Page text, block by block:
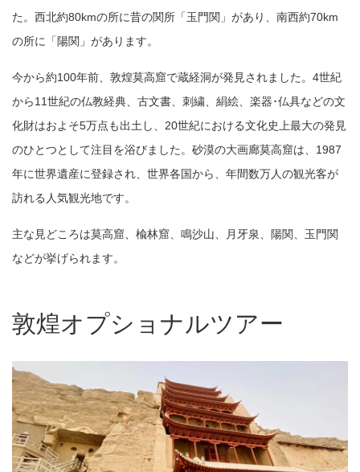
た。西北約80kmの所に昔の関所「玉門関」があり、南西約70km
の所に「陽関」があります。
今から約100年前、敦煌莫高窟で蔵経洞が発見されました。4世紀
から11世紀の仏教経典、古文書、刺繍、絹絵、楽器･仏具などの文
化財はおよそ5万点も出土し、20世紀における文化史上最大の発見
のひとつとして注目を浴びました。砂漠の大画廊莫高窟は、1987
年に世界遺産に登録され、世界各国から、年間数万人の観光客が
訪れる人気観光地です。
主な見どころは莫高窟、楡林窟、鳴沙山、月牙泉、陽関、玉門関
などが挙げられます。
敦煌オプショナルツアー